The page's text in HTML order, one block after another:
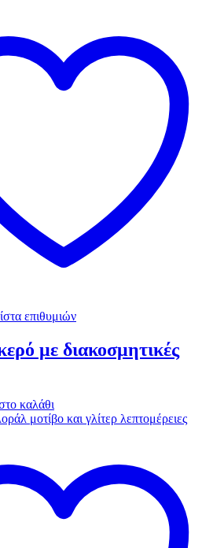
επιθυμιών
με διακοσμητικές
καλάθι